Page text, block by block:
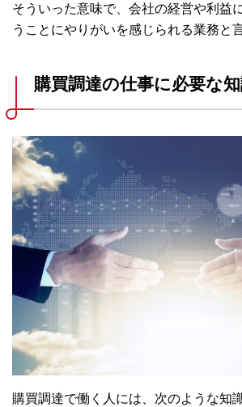
そういった意味で、会社の経営や利益
うことにやりがいを感じられる業務と
購買調達の仕事に必要な
購買調達で働く人には、次のような知